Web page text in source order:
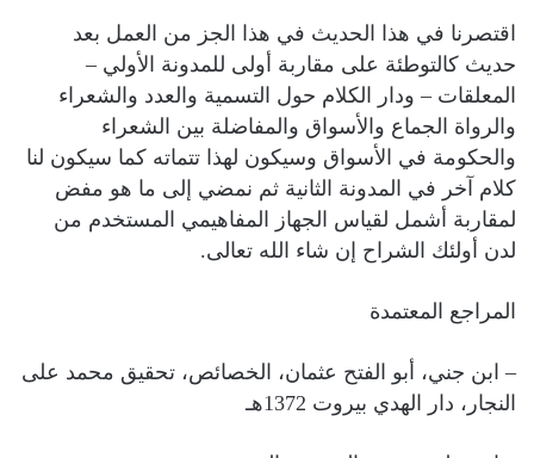
اقتصرنا في هذا الحديث في هذا الجز من العمل بعد
حديث كالتوطئة على مقاربة أولى للمدونة الأولي –
المعلقات – ودار الكلام حول التسمية والعدد والشعراء
والرواة الجماع والأسواق والمفاضلة بين الشعراء
والحكومة في الأسواق وسيكون لهذا تتماته كما سيكون لنا
كلام آخر في المدونة الثانية ثم نمضي إلى ما هو مفض
لمقاربة أشمل لقياس الجهاز المفاهيمي المستخدم من
لدن أولئك الشراح إن شاء الله تعالى.
المراجع المعتمدة
– ابن جني، أبو الفتح عثمان، الخصائص، تحقيق محمد على
النجار، دار الهدي بيروت 1372هـ